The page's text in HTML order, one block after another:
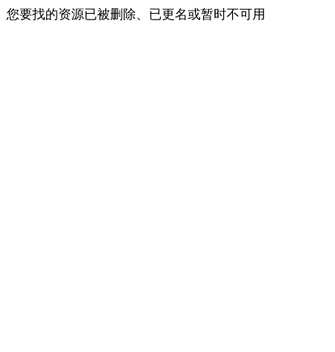
您要找的资源已被删除、已更名或暂时不可用